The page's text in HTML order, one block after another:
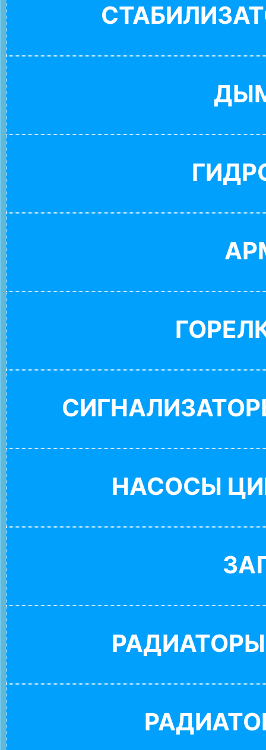
НАСОСЫ